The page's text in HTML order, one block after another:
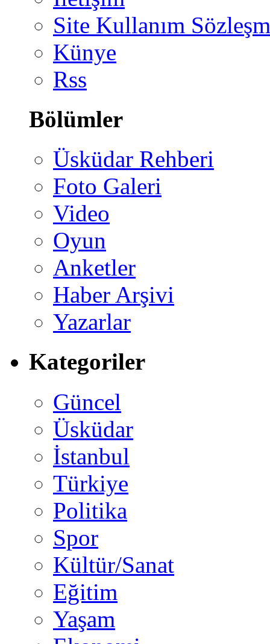
Site Kullanım
Künye
Rss
Bölümler
Üsküdar Rehberi
Foto Galeri
Video
Oyun
Anketler
Haber Arşivi
Yazarlar
Kategoriler
Güncel
Üsküdar
İstanbul
Türkiye
Politika
Spor
Kültür/Sanat
Eğitim
Yaşam